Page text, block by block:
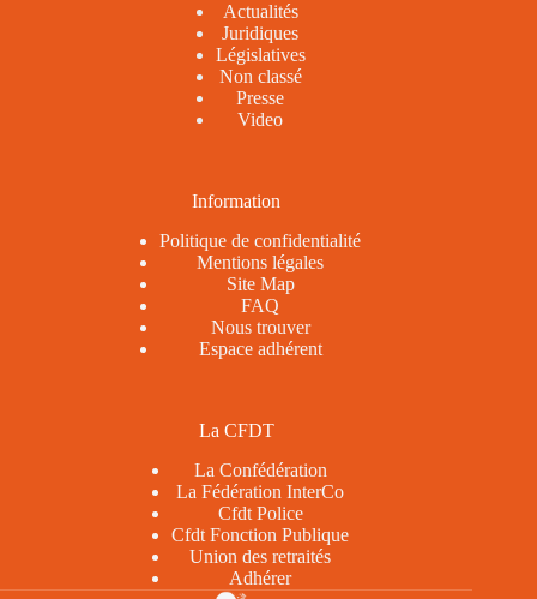
Actualités
Juridiques
Législatives
Non classé
Presse
Video
Information
Politique de confidentialité
Mentions légales
Site Map
FAQ
Nous trouver
Espace adhérent
La CFDT
La Confédération
La Fédération InterCo
Cfdt Police
Cfdt Fonction Publique
Union des retraités
Adhérer